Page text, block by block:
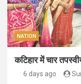
NATION
कटिहार में चार
6 days ago